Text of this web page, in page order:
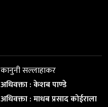
कानुनी सल्लाहाकर
अधिवक्ता : केशब पाण्डे
अधिवक्ता : माधब प्रसाद कोईराला